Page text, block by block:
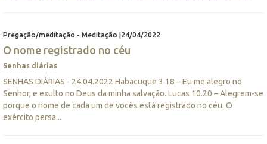
Pregação/meditação - Meditação |24/04/2022
O nome registrado no céu
Senhas diárias
SENHAS DIÁRIAS - 24.04.2022 Habacuque 3.18 – Eu me alegro no
Senhor, e exulto no Deus da minha salvação. Lucas 10.20 – Alegrem-se
porque o nome de cada um de vocês está registrado no céu. O
exército persa...